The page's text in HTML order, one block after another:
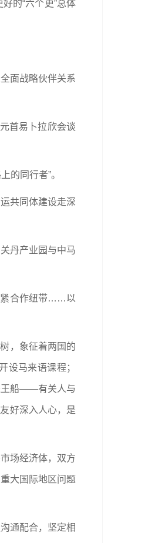
的“六个更”总体
面战略伙伴关系
首易卜拉欣会谈
的同行者”。
共同体建设走深
丹产业园与中马
紧合作纽带……以
，象征着两国的
设马来语课程；
王船——有关人与
好深入人心，是
场经济体，双方
大国际地区问题
通配合，坚定相